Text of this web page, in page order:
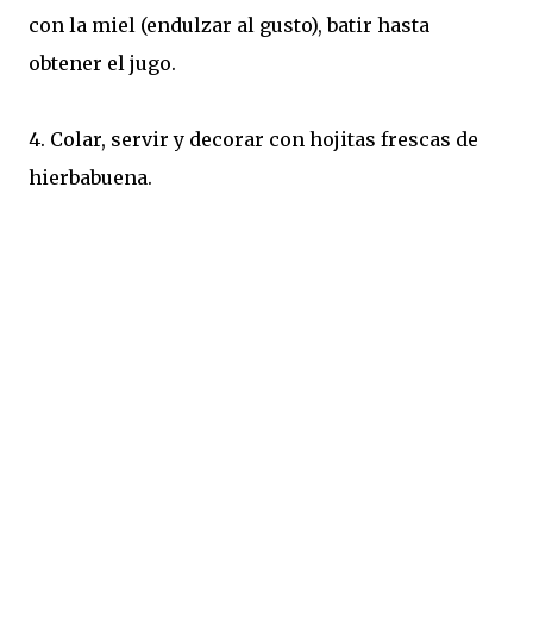
con la miel (endulzar al gusto), batir hasta
obtener el jugo.
4. Colar, servir y decorar con hojitas frescas de
hierbabuena.